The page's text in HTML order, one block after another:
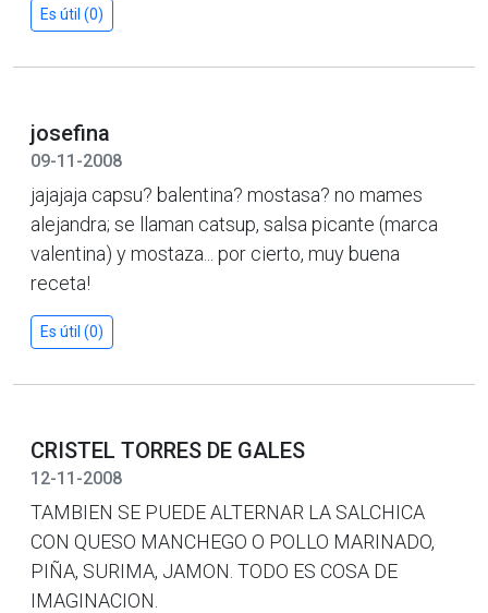
Es útil (0)
josefina
09-11-2008
jajajaja capsu? balentina? mostasa? no mames
alejandra; se llaman catsup, salsa picante (marca
valentina) y mostaza... por cierto, muy buena
receta!
Es útil (0)
CRISTEL TORRES DE GALES
12-11-2008
TAMBIEN SE PUEDE ALTERNAR LA SALCHICA
CON QUESO MANCHEGO O POLLO MARINADO,
PIÑA, SURIMA, JAMON. TODO ES COSA DE
IMAGINACION.